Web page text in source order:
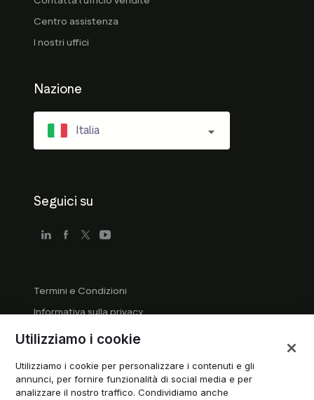
Centro assistenza
I nostri uffici
Nazione
Italia
Seguici su
Termini e Condizioni
Informativa sulla privacy
Linee guida per le aziende
Gestisci i cookie
Modern Slavery Statement
Utilizziamo i cookie
Utilizziamo i cookie per personalizzare i contenuti e gli
annunci, per fornire funzionalità di social media e per
analizzare il nostro traffico. Condividiamo anche